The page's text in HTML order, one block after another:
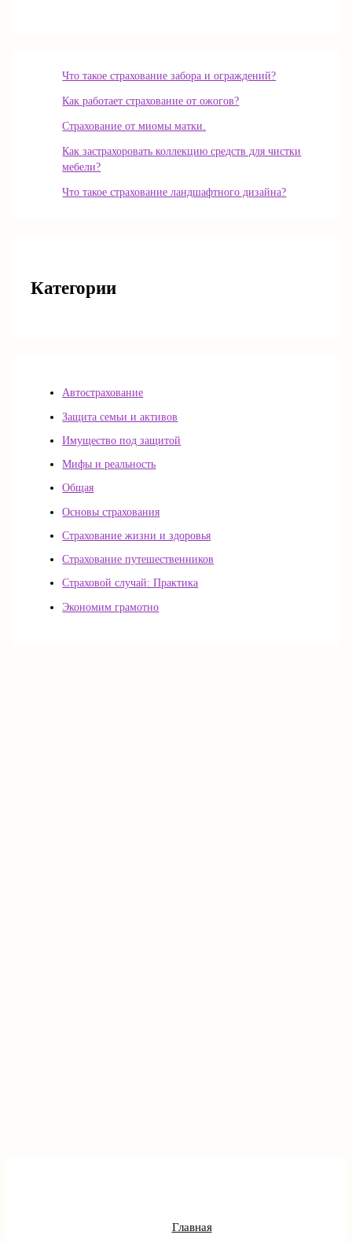
Что такое страхование забора и ограждений?
Как работает страхование от ожогов?
Страхование от миомы матки.
Как застрахоровать коллекцию средств для чистки
мебели?
Что такое страхование ландшафтного дизайна?
Категории
Автострахование
Защита семьи и активов
Имущество под защитой
Мифы и реальность
Общая
Основы страхования
Страхование жизни и здоровья
Страхование путешественников
Страховой случай: Практика
Экономим грамотно
Главная